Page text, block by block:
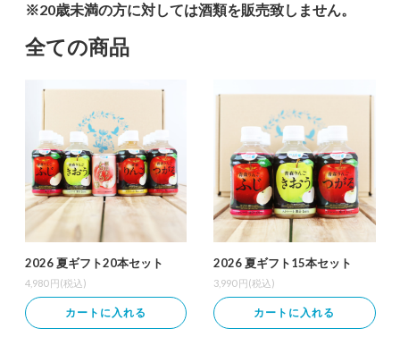
※20歳未満の方に対しては酒類を販売致しません。
全ての商品
2026 夏ギフト20本セット
4,980 円(税込)
カートに入れる
2026 夏ギフト15本セット
3,990 円(税込)
カートに入れる